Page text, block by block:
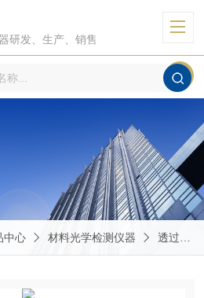
研发、生产、销售
中心 材料光学检测仪器 透过率、反射率